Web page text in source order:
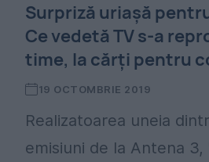
Surpriză uriașă
Ce vedetă TV s-a
time, la cărți pentru
19 OCTOMBRIE 2019
Realizatoarea uneia
emisiuni de la Antena 3,